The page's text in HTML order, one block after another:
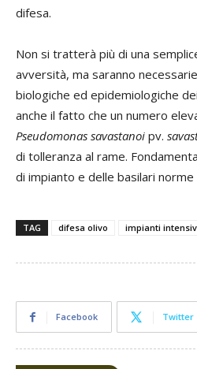
difesa.
Non si tratterà più di una
avversità, ma saranno
biologiche ed epidemiologiche
anche il fatto che un numero
Pseudomonas savastanoi pv.
di tolleranza al rame.
di impianto e delle basilari
TAG difesa olivo impianti
Facebook Twitter